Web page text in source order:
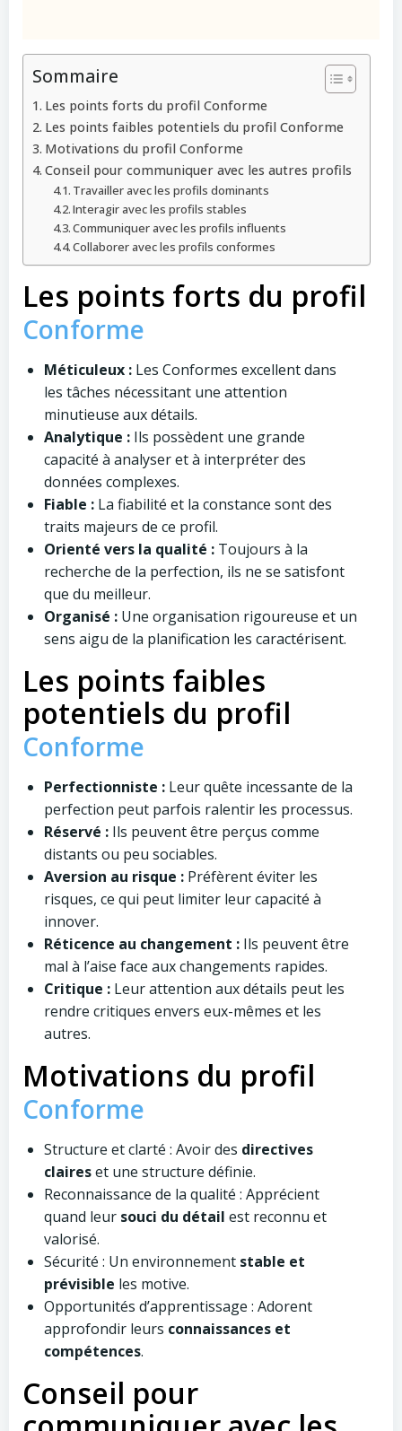
Sommaire
Les points forts du profil Conforme
Les points faibles potentiels du profil Conforme
Motivations du profil Conforme
Conseil pour communiquer avec les autres profils
Travailler avec les profils dominants
Interagir avec les profils stables
Communiquer avec les profils influents
Collaborer avec les profils conformes
Les points forts du profil
Conforme
Méticuleux : Les Conformes excellent dans
les tâches nécessitant une attention
minutieuse aux détails.
Analytique : Ils possèdent une grande
capacité à analyser et à interpréter des
données complexes.
Fiable : La fiabilité et la constance sont des
traits majeurs de ce profil.
Orienté vers la qualité : Toujours à la
recherche de la perfection, ils ne se satisfont
que du meilleur.
Organisé : Une organisation rigoureuse et un
sens aigu de la planification les caractérisent.
Les points faibles
potentiels du profil
Conforme
Perfectionniste : Leur quête incessante de la
perfection peut parfois ralentir les processus.
Réservé : Ils peuvent être perçus comme
distants ou peu sociables.
Aversion au risque : Préfèrent éviter les
risques, ce qui peut limiter leur capacité à
innover.
Réticence au changement : Ils peuvent être
mal à l’aise face aux changements rapides.
Critique : Leur attention aux détails peut les
rendre critiques envers eux-mêmes et les
autres.
Motivations du profil
Conforme
Structure et clarté : Avoir des directives
claireset une structure définie.
Reconnaissance de la qualité : Apprécient
quand leur souci du détail est reconnu et
valorisé.
Sécurité : Un environnement stable et
prévisible les motive.
Opportunités d’apprentissage : Adorent
approfondir leurs connaissances et
compétences.
Conseil pour